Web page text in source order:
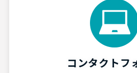
コンタクトフ